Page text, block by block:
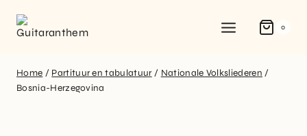
0
Home / Partituur en tabulatuur / Nationale Volksliederen /
Bosnia-Herzegovina